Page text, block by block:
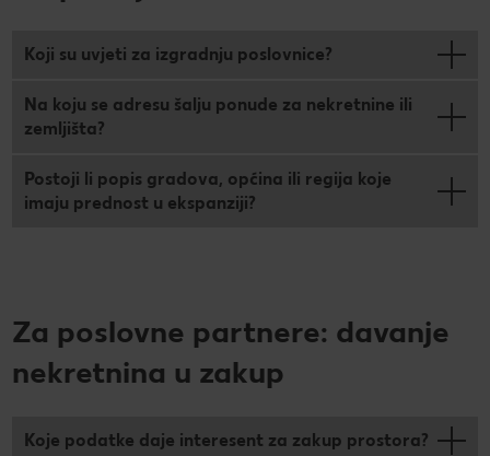
Koji su uvjeti za izgradnju poslovnice?
Na koju se adresu šalju ponude za nekretnine ili
zemljišta?
Postoji li popis gradova, općina ili regija koje
imaju prednost u ekspanziji?
Za poslovne partnere: davanje
nekretnina u zakup
Koje podatke daje interesent za zakup prostora?